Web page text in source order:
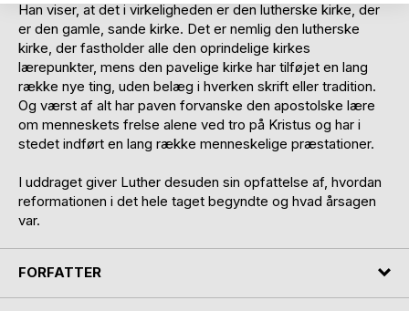
Han viser, at det i virkeligheden er den lutherske kirke, der
er den gamle, sande kirke. Det er nemlig den lutherske
kirke, der fastholder alle den oprindelige kirkes
lærepunkter, mens den pavelige kirke har tilføjet en lang
række nye ting, uden belæg i hverken skrift eller tradition.
Og værst af alt har paven forvanske den apostolske lære
om menneskets frelse alene ved tro på Kristus og har i
stedet indført en lang række menneskelige præstationer.
I uddraget giver Luther desuden sin opfattelse af, hvordan
reformationen i det hele taget begyndte og hvad årsagen
var.
FORFATTER